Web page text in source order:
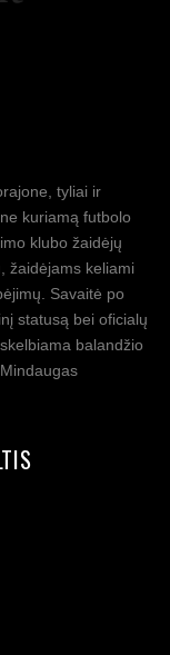
tyliai ir
kuriamą futbolo
klubo žaidėjų
žaidėjams keliami
Savaitė po
statusą bei oficialų
balandžio